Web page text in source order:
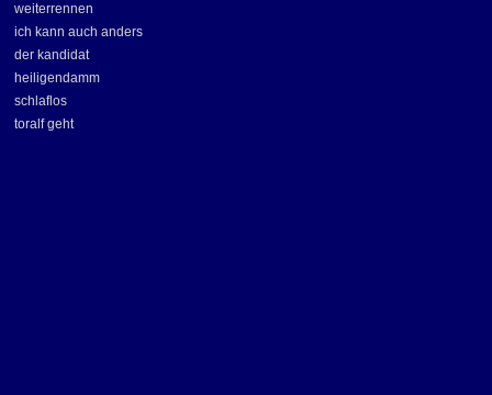
weiterrennen
ich kann auch anders
der kandidat
heiligendamm
schlaflos
toralf geht